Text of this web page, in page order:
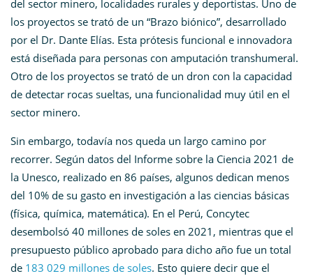
del sector minero, localidades rurales y deportistas. Uno de
los proyectos se trató de un “Brazo biónico”, desarrollado
por el Dr. Dante Elías. Esta prótesis funcional e innovadora
está diseñada para personas con amputación transhumeral.
Otro de los proyectos se trató de un dron con la capacidad
de detectar rocas sueltas, una funcionalidad muy útil en el
sector minero.
Sin embargo, todavía nos queda un largo camino por
recorrer. Según datos del Informe sobre la Ciencia 2021 de
la Unesco, realizado en 86 países, algunos dedican menos
del 10% de su gasto en investigación a las ciencias básicas
(física, química, matemática). En el Perú, Concytec
desembolsó 40 millones de soles en 2021, mientras que el
presupuesto público aprobado para dicho año fue un total
de 183 029 millones de soles. Esto quiere decir que el